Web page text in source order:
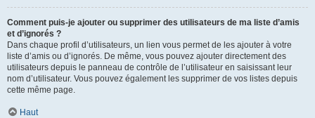
Comment puis-je ajouter ou supprimer des utilisateurs de ma liste d’amis
et d’ignorés ?
Dans chaque profil d’utilisateurs, un lien vous permet de les ajouter à votre
liste d’amis ou d’ignorés. De même, vous pouvez ajouter directement des
utilisateurs depuis le panneau de contrôle de l’utilisateur en saisissant leur
nom d’utilisateur. Vous pouvez également les supprimer de vos listes depuis
cette même page.
Haut